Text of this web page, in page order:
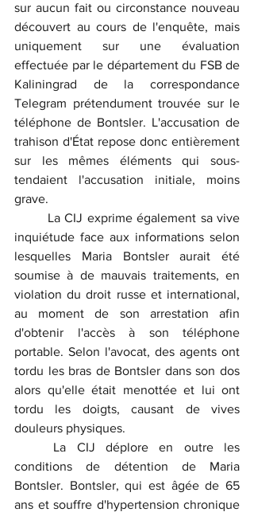
sur aucun fait ou circonstance nouveau
découvert au cours de l'enquête, mais
uniquement sur une évaluation
effectuée par le département du FSB de
Kaliningrad de la correspondance
Telegram prétendument trouvée sur le
téléphone de Bontsler. L'accusation de
trahison d'État repose donc entièrement
sur les mêmes éléments qui sous-
tendaient l'accusation initiale, moins
grave.
inquiétude face aux informations selon
lesquelles Maria Bontsler aurait été
soumise à de mauvais traitements, en
violation du droit russe et international,
au moment de son arrestation afin
d'obtenir l'accès à son téléphone
portable. Selon l'avocat, des agents ont
tordu les bras de Bontsler dans son dos
alors qu'elle était menottée et lui ont
tordu les doigts, causant de vives
douleurs physiques.
conditions de détention de Maria
Bontsler. Bontsler, qui est âgée de 65
ans et souffre d'hypertension chronique